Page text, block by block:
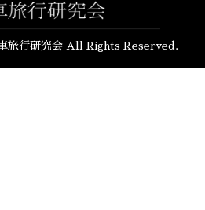
旅行研究会 All Rights Reserved.